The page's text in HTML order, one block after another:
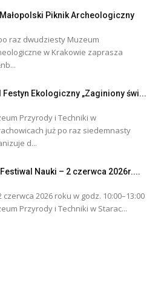
Piknik Archeologiczny
raz dwudziesty Muzeum
w Krakowie zaprasza
Festyn Ekologiczny „Zaginiony świ...
Przyrody i Techniki w
już po raz siedemnasty
d...
Nauki – 2 czerwca 2026r....
czerwca 2026 roku w godz. 10:00–13:00
Przyrody i Techniki w Starac...